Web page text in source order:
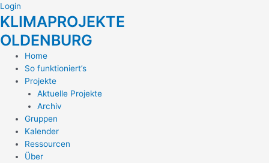
Login
KLIMAPROJEKTE
OLDENBURG
Home
So funktioniert’s
Projekte
Aktuelle Projekte
Archiv
Gruppen
Kalender
Ressourcen
Über